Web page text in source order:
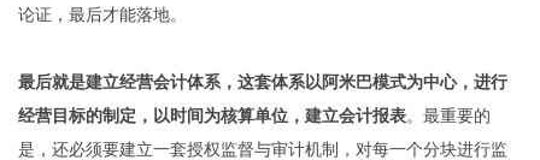
论证，最后才能落地。
最后就是建立经营会计体系，这套体系以阿米巴模式为中心，进行
经营目标的制定，以时间为核算单位，建立会计报表。最重要的
是，还必须要建立一套授权监督与审计机制，对每一个分块进行监